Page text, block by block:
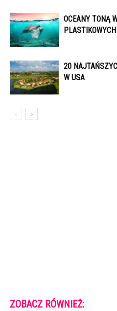
OCEANY TONĄ
PLASTIKOWYCH
20
W USA
ZOBACZ RÓWNIEŻ: